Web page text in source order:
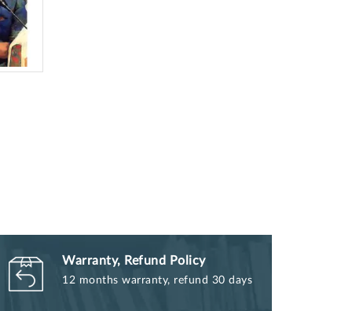
Warranty, Refund Policy
12 months warranty, refund 30 days